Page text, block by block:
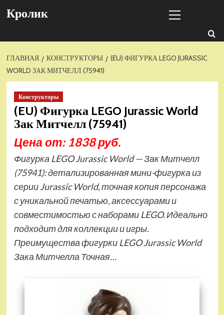
Кролик
меню
ГЛАВНАЯ КОНСТРУКТОРЫ
(EU) ФИГУРКА LEGO JURASSIC
WORLD ЗАК МИТЧЕЛЛ (75941)
Конструкторы
(EU) Фигурка LEGO Jurassic World
Зак Митчелл (75941)
Цена от: 1838 руб.
Фигурка LEGO Jurassic World — Зак Митчелл
(75941): детализированная мини-фигурка из
серии Jurassic World, точная копия персонажа
с уникальной печатью, аксессуарами и
совместимостью с наборами LEGO. Идеально
подходит для коллекции и игры.
Преимущества фигурки LEGO Jurassic World
Зака Митчелла Точная…